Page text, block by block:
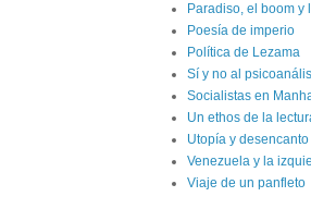
Paradiso, el boom y
Poesía de imperio
Política de Lezama
Sí y no al
Socialistas en
Un ethos de la
Utopía y
Venezuela y la
Viaje de un panfleto